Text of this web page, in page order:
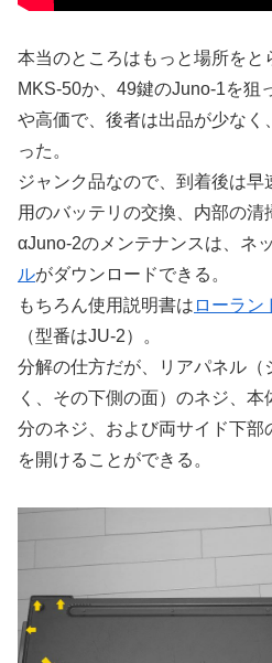
本当のところはもっと場所をと
MKS-50か、49鍵のJuno-1を狙
や高価で、後者は出品が少なく
った。
ジャンク品なので、到着後は
用のバッテリの交換、内部の清
αJuno-2のメンテナンスは、ネ
ルがダウンロードできる。
もちろん使用説明書は ローラン
（型番はJU-2）。
分解の仕方だが、リアパネル（
く、その下側の面）のネジ、
分のネジ、および両サイド下部
を開けることができる。